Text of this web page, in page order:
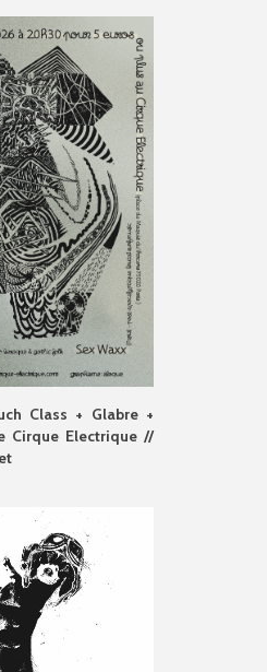
Class + Glabre +
Cirque Electrique //